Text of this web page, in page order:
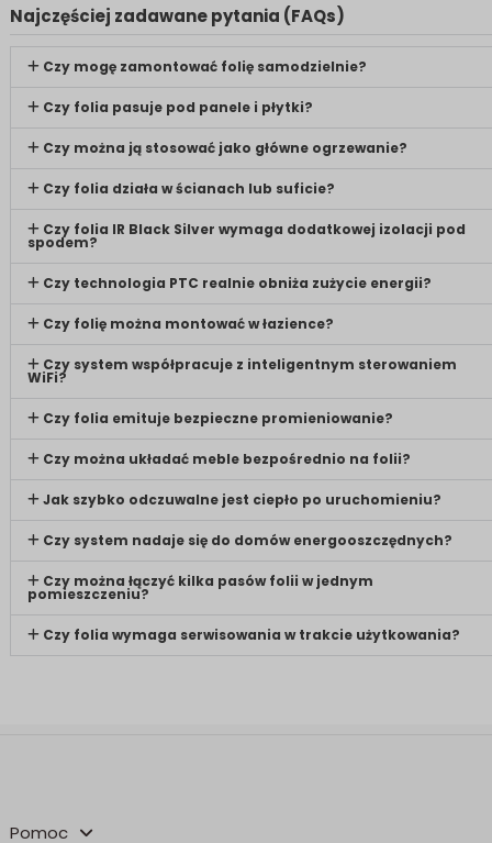
Najczęściej zadawane pytania (FAQs)
Czy mogę zamontować folię samodzielnie?
Czy folia pasuje pod panele i płytki?
Czy można ją stosować jako główne ogrzewanie?
Czy folia działa w ścianach lub suficie?
Czy folia IR Black Silver wymaga dodatkowej izolacji pod
spodem?
Czy technologia PTC realnie obniża zużycie energii?
Czy folię można montować w łazience?
Czy system współpracuje z inteligentnym sterowaniem
WiFi?
Czy folia emituje bezpieczne promieniowanie?
Czy można układać meble bezpośrednio na folii?
Jak szybko odczuwalne jest ciepło po uruchomieniu?
Czy system nadaje się do domów energooszczędnych?
Czy można łączyć kilka pasów folii w jednym
pomieszczeniu?
Czy folia wymaga serwisowania w trakcie użytkowania?
Pomoc